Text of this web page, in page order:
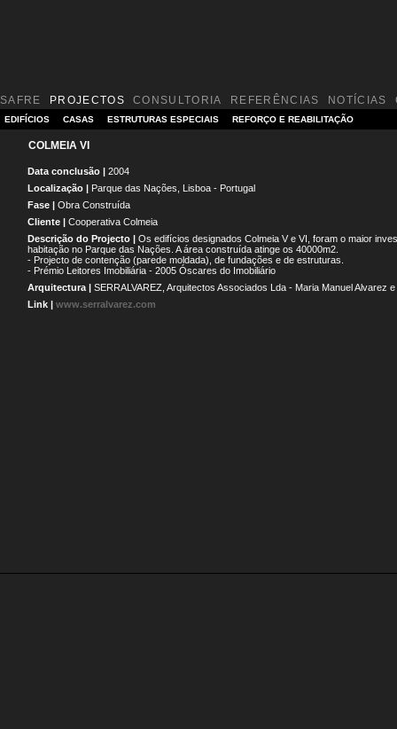
SAFRE PROJECTOS CONSULTORIA REFERÊNCIAS NOTÍCIAS
EDIFÍCIOS CASAS ESTRUTURAS ESPECIAIS REFORÇO E REABILITAÇÃO
COLMEIA VI
Data conclusão | 2004
Localização | Parque das Nações, Lisboa - Portugal
Fase | Obra Construída
Cliente | Cooperativa Colmeia
Descrição do Projecto | Os edifícios designados Colmeia V e VI, foram o maior
habitação no Parque das Nações. A área construída atinge os 40000m2.
- Projecto de contenção (parede moldada), de fundações e de estruturas.
- Prémio Leitores Imobiliária - 2005 Óscares do Imobiliário
Arquitectura | SERRALVAREZ, Arquitectos Associados Lda - Maria Manuel Alvarez
Link | www.serralvarez.com